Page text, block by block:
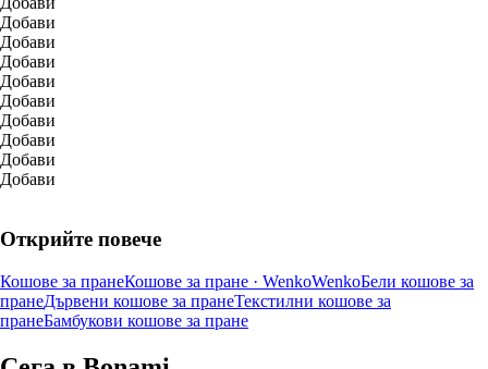
Добави
Добави
Добави
Добави
Добави
Добави
Добави
Добави
Добави
Открийте повече
Кошове за пранеКошове за пране · WenkoWenkoБели кошове за
пранеДървени кошове за пранеТекстилни кошове за
пранеБамбукови кошове за пране